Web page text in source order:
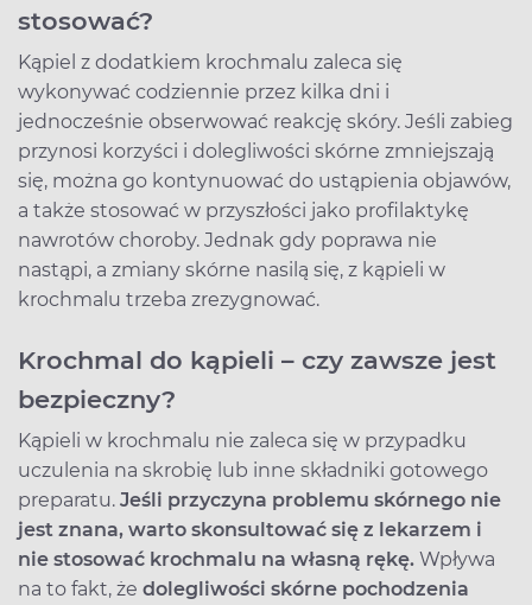
stosować?
Kąpiel z dodatkiem krochmalu zaleca się
wykonywać codziennie przez kilka dni i
jednocześnie obserwować reakcję skóry. Jeśli zabieg
przynosi korzyści i dolegliwości skórne zmniejszają
się, można go kontynuować do ustąpienia objawów,
a także stosować w przyszłości jako profilaktykę
nawrotów choroby. Jednak gdy poprawa nie
nastąpi, a zmiany skórne nasilą się, z kąpieli w
krochmalu trzeba zrezygnować.
Krochmal do kąpieli – czy zawsze jest
bezpieczny?
Kąpieli w krochmalu nie zaleca się w przypadku
uczulenia na skrobię lub inne składniki gotowego
preparatu. Jeśli przyczyna problemu skórnego nie
jest znana, warto skonsultować się z lekarzem i
nie stosować krochmalu na własną rękę. Wpływa
na to fakt, że dolegliwości skórne pochodzenia